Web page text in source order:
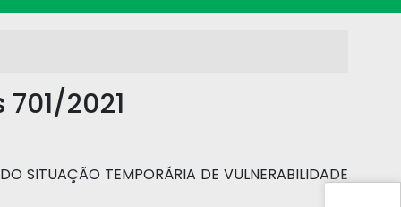
2021
SITUAÇÃO TEMPORÁRIA DE VULNERABILIDADE